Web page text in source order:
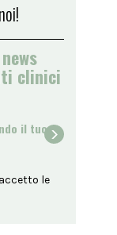
clinici
il tuo
le